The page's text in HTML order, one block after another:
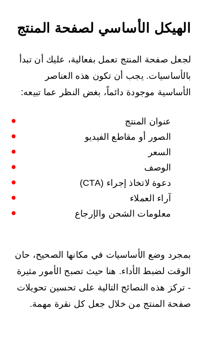
الهيكل الأساسي لصفحة المنتج
لجعل صفحة المنتج تعمل بفعالية، عليك أن تبدأ
بالأساسيات. يجب أن تكون هذه العناصر
الأساسية موجودة دائماً، بغض النظر عما تبيعه:
عنوان المنتج
الصور أو مقاطع الفيديو
السعر
الوصف
دعوة لاتخاذ إجراء (CTA)
آراء العملاء
معلومات الشحن والإرجاع
بمجرد وضع الأساسيات في مكانها الصحيح، حان
الوقت لضبط الأداء. هنا حيث تصبح الأمور مثيرة
- تركز هذه النصائح التالية على تحسين تحويلات
صفحة المنتج من خلال جعل كل نقرة مهمة.